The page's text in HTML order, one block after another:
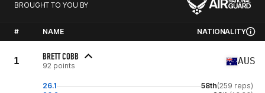
BROUGHT TO YOU BY
# NAME NATIONALITY
1 BRETT COBB
92 points AUS
26.1 58th(259 reps)